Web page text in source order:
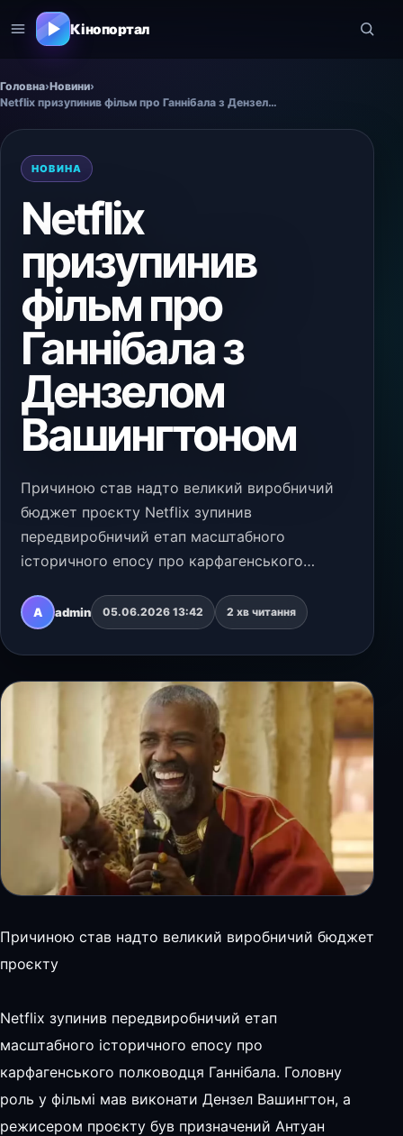
Кінопортал
Головна›Новини›
Netflix призупинив фільм про Ганнібала з Дензелом Вашингтоном
НОВИНА
Netflix
призупинив
фільм про
Ганнібала з
Дензелом
Вашингтоном
Причиною став надто великий виробничий
бюджет проєкту Netflix зупинив
передвиробничий етап масштабного
історичного епосу про карфагенського
мав виконати Дензел Вашингтон, а
режисером проєкту був призначений Антуан
Фу…
A admin 05.06.2026 13:42 2 хв читання
Причиною став надто великий виробничий бюджет
проєкту
Netflix зупинив передвиробничий етап
масштабного історичного епосу про
карфагенського полководця Ганнібала. Головну
роль у фільмі мав виконати Дензел Вашингтон, а
режисером проєкту був призначений Антуан